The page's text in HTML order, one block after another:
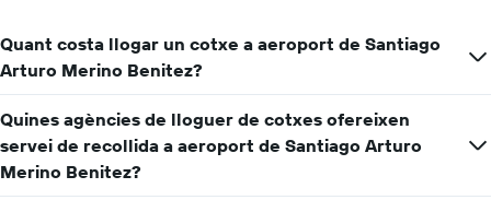
Quant costa llogar un cotxe a aeroport de Santiago
Arturo Merino Benitez?
Quines agències de lloguer de cotxes ofereixen
servei de recollida a aeroport de Santiago Arturo
Merino Benitez?